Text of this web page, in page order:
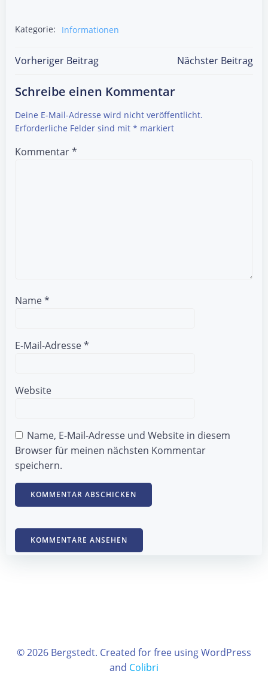
Kategorie: Informationen
Post
navigation
Vorheriger Beitrag
Post
navigation
Nächster Beitrag
Schreibe einen Kommentar
Deine E-Mail-Adresse wird nicht veröffentlicht.
Erforderliche Felder sind mit * markiert
Kommentar*
Name*
E-Mail-Adresse*
Website
Name, E-Mail-Adresse und Website in diesem
Browser für meinen nächsten Kommentar
speichern.
KOMMENTARE ANSEHEN
© 2026 Bergstedt. Created for free using WordPress
and Colibri